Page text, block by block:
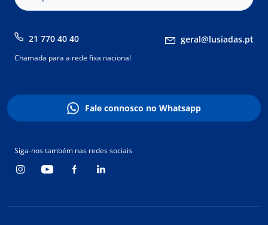
21 770 40 40 geral@lusiadas.pt
Chamada para a rede fixa nacional
Fale connosco no Whatsapp
Siga-nos também nas redes sociais